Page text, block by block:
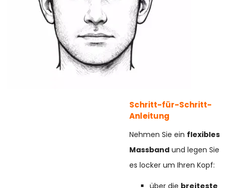
Schritt-für-Schritt-
Anleitung
Nehmen Sie ein flexibles
Massband und legen Sie
es locker um Ihren Kopf: